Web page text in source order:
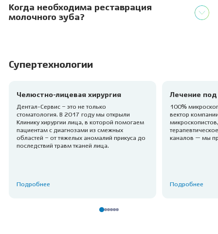
Когда необходима реставрация
молочного зуба?
Супертехнологии
Челюстно-лицевая хирургия
Дентал-Сервис – это не только
стоматология. В 2017 году мы открыли
Клинику хирургии лица, в которой помогаем
пациентам с диагнозами из смежных
областей – от тяжелых аномалий прикуса до
последствий травм тканей лица.
Подробнее
Лечение
100%
вектор
каналов — мы
Подробнее